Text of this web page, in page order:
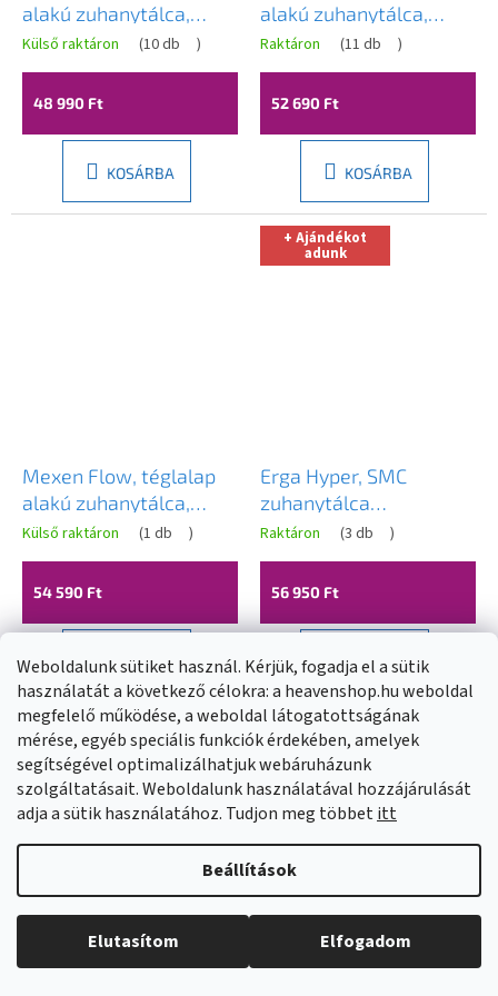
Weboldalunk sütiket használ. Kérjük, fogadja el a sütik
használatát a következő célokra: a heavenshop.hu weboldal
megfelelő működése, a weboldal látogatottságának
mérése, egyéb speciális funkciók érdekében, amelyek
segítségével optimalizálhatjuk webáruházunk
szolgáltatásait. Weboldalunk használatával hozzájárulását
adja a sütik használatához. Tudjon meg többetitt
Beállítások
Elutasítom Elfogadom
alakú zuhanytálca,
vékony, 85 x 90 cm,
fényes fehér,
46R108590
Külső raktáron (10 db )
48 990 Ft
KOSÁRBA
alakú zuhanytálca,
vékony, 85 x 100 cm,
fényes fehér,
46R108510
Raktáron (11 db )
52 690 Ft
KOSÁRBA
Mexen Flow, téglalap
alakú zuhanytálca,
vékony, 80 x 110 cm,
fényes fehér,
46R108011
Külső raktáron (1 db )
54 590 Ft
KOSÁRBA
+ Ajándékot
adunk
Erga Hyper, SMC
zuhanytálca
150x80x2,6 cm + szifon,
matt szürke, ERG-V06-
SMC-8015S-GR
Raktáron (3 db )
56 950 Ft
KOSÁRBA
+ Ajándékot
adunk
Erga Hyper, SMC
+ Ajándékot
adunk
Erga Hyper, SMC